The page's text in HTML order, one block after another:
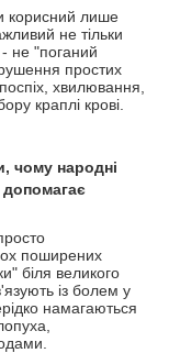
корисний лише
не тільки
не "поганий
простих
хвилювання,
краплі крові.
чому народні
поширених
біля великого
із болем у
намагаються